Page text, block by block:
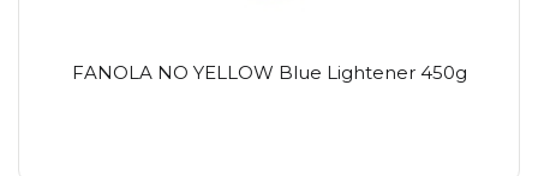
FANOLA NO YELLOW Blue Lightener 450g